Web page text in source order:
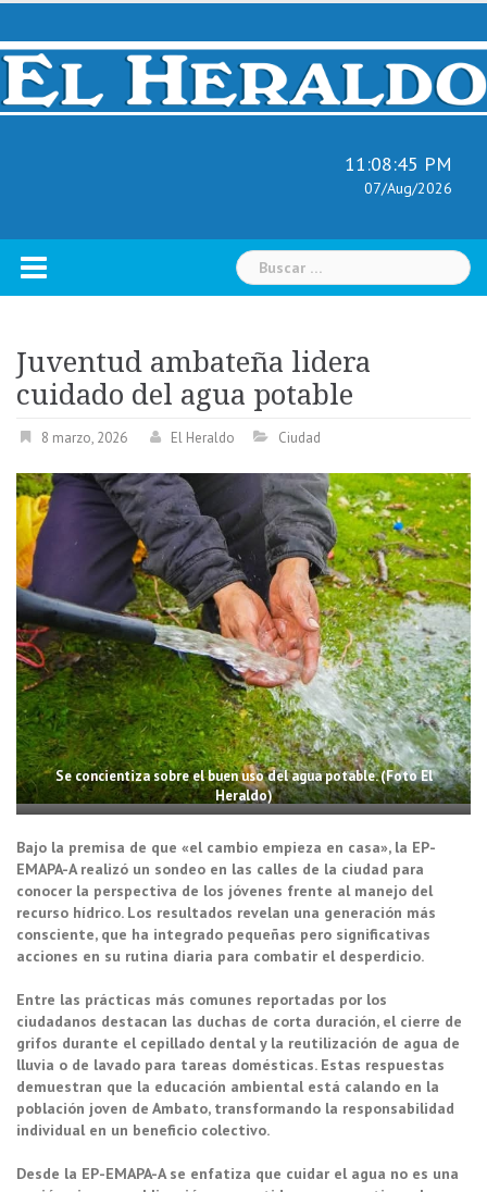
Skip
content
11:08:46 PM
07/Aug/2026
Buscar:
Juventud ambateña lidera
cuidado del agua potable
8 marzo, 2026 El Heraldo Ciudad
Se concientiza sobre el buen uso del agua potable. (Foto El
Heraldo)
Bajo la premisa de que «el cambio empieza en casa», la EP-
EMAPA-A realizó un sondeo en las calles de la ciudad para
conocer la perspectiva de los jóvenes frente al manejo del
recurso hídrico. Los resultados revelan una generación más
consciente, que ha integrado pequeñas pero significativas
acciones en su rutina diaria para combatir el desperdicio.
Entre las prácticas más comunes reportadas por los
ciudadanos destacan las duchas de corta duración, el cierre de
grifos durante el cepillado dental y la reutilización de agua de
lluvia o de lavado para tareas domésticas. Estas respuestas
demuestran que la educación ambiental está calando en la
población joven de Ambato, transformando la responsabilidad
individual en un beneficio colectivo.
Desde la EP-EMAPA-A se enfatiza que cuidar el agua no es una